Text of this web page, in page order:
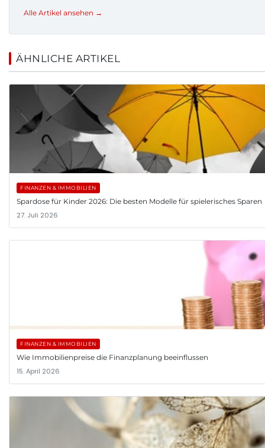
Alle Artikel ansehen →
ÄHNLICHE ARTIKEL
FINANZEN & IMMOBILIEN
Spardose für Kinder 2026: Die besten Modelle für spielerisches Sparen
27. Juli 2026
FINANZEN & IMMOBILIEN
Wie Immobilienpreise die Finanzplanung beeinflussen
15. April 2026